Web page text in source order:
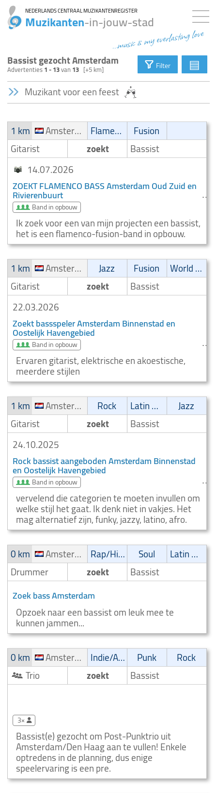
NEDERLANDS CENTRAAL MUZIKANTENREGISTER
Muzikanten-in-jouw-stad
...music is my everlasting love
Bassist gezocht Amsterdam
Advertenties1 - 13van 13 [+5 km] Filter ▤
Muzikant voor een feest
1 km Amsterdam Oud Zuid en Rivierenbuurt Flamenco
Fusion
Gitarist
zoekt
Bassist
14.07.2026
ZOEKT FLAMENCO BASS Amsterdam Oud Zuid en
Rivierenbuurt
Band in opbouw
Ik zoek voor een van mijn projecten een bassist,
het is een flamenco-fusion-band in opbouw.
1 km
Amsterdam Binnenstad en Oostelijk Havengebied Jazz Fusion
World music
Gitarist
zoekt
Bassist
22.03.2026
Zoekt bassspeler Amsterdam Binnenstad en
Oostelijk Havengebied
Band in opbouw
Ervaren gitarist, elektrische en akoestische,
meerdere stijlen
1 km
Amsterdam Binnenstad en Oostelijk Havengebied Rock Latin muziek
Jazz
Gitarist
zoekt
Bassist
24.10.2025
Rock bassist aangeboden Amsterdam Binnenstad
en Oostelijk Havengebied
Band in opbouw
vervelend die categorien te moeten invullen om
welke stijl het gaat. Ik denk niet in vakjes. Het
mag alternatief zijn, funky, jazzy, latino, afro.
0 km
Amsterdam Rap/Hip-Hop/RnB Soul
Latin muziek
Drummer
zoekt Bassist
Zoek bass Amsterdam
Opzoek naar een bassist om leuk mee te
kunnen jammen...
0 km
Amsterdam Buitenveldert Indie/Alternative Punk
Rock
Trio
zoekt Bassist
3×
Bassist(e) gezocht om Post-Punktrio uit
Amsterdam/Den Haag aan te vullen! Enkele
optredens in de planning, dus enige
speelervaring is een pre.